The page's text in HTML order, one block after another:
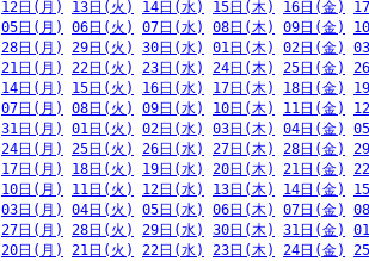
12日(月) 13日(火) 14日(水) 15日(木) 16日(金)
05日(月) 06日(火) 07日(水) 08日(木) 09日(金)
28日(月) 29日(火) 30日(水) 01日(木) 02日(金)
21日(月) 22日(火) 23日(水) 24日(木) 25日(金)
14日(月) 15日(火) 16日(水) 17日(木) 18日(金)
07日(月) 08日(火) 09日(水) 10日(木) 11日(金)
31日(月) 01日(火) 02日(水) 03日(木) 04日(金)
24日(月) 25日(火) 26日(水) 27日(木) 28日(金)
17日(月) 18日(火) 19日(水) 20日(木) 21日(金)
10日(月) 11日(火) 12日(水) 13日(木) 14日(金)
03日(月) 04日(火) 05日(水) 06日(木) 07日(金)
27日(月) 28日(火) 29日(水) 30日(木) 31日(金)
20日(月) 21日(火) 22日(水) 23日(木) 24日(金)